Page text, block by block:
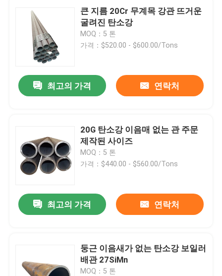
큰 지름 20Cr 무계목 강관 뜨거운
굴려진 탄소강
MOQ：5 톤
가격：$520.00 - $600.00/Tons
최고의 가격 연락처
20G 탄소강 이음매 없는 관 주문
제작된 사이즈
MOQ：5 톤
가격：$440.00 - $560.00/Tons
최고의 가격 연락처
둥근 이음새가 없는 탄소강 보일러
배관 27SiMn
MOQ：5 톤